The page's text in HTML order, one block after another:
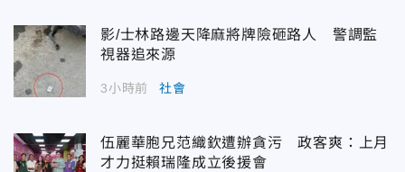
影/士林路邊天降麻將牌險砸路人 警調監
視器追來源
3小時前 社會
伍麗華胞兄范織欽遭辦貪污 政客爽：上月
才力挺賴瑞隆成立後援會